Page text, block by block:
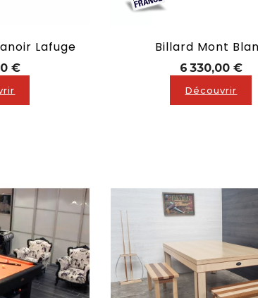
Lafuge
€Prix
Billard Mont
6 330,00 €
Découvrir